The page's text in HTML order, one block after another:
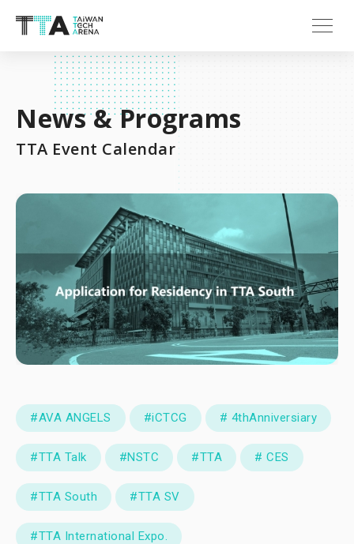
News & Programs
TTA Event Calendar
#AVA ANGELS #iCTCG # 4thAnniversiary
#TTA Talk #NSTC #TTA # CES
#TTA South #TTA SV
#TTA International Expo.